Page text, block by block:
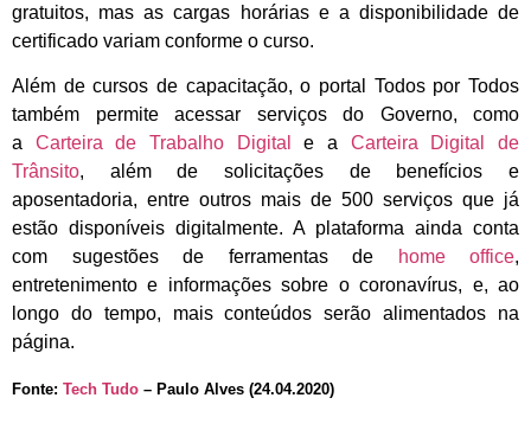
gratuitos, mas as cargas horárias e a disponibilidade de
certificado variam conforme o curso.
Além de cursos de capacitação, o portal Todos por Todos
também permite acessar serviços do Governo, como
a Carteira de Trabalho Digital e a Carteira Digital de
Trânsito, além de solicitações de benefícios e
aposentadoria, entre outros mais de 500 serviços que já
estão disponíveis digitalmente. A plataforma ainda conta
com sugestões de ferramentas de home office,
entretenimento e informações sobre o coronavírus, e, ao
longo do tempo, mais conteúdos serão alimentados na
página.
Fonte: Tech Tudo – Paulo Alves (24.04.2020)